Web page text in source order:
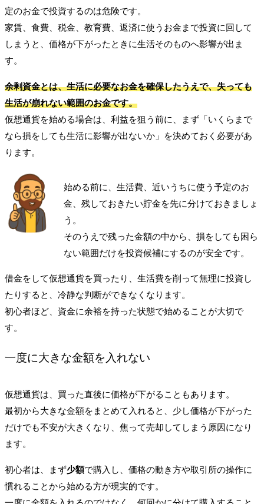
定のお金で投資するのは危険です。
家賃、食費、税金、教育費、返済に使うお金まで投資に回して
しまうと、価格が下がったときに生活そのものへ影響が出ま
す。
余剰資金とは、生活に必要なお金を確保したうえで、失っても
生活が崩れない範囲のお金です。
仮想通貨を始める場合は、利益を狙う前に、まず「いくらまで
なら損をしても生活に影響が出ないか」を決めておく必要があ
ります。
始める前に、生活費、近いうちに使う予定のお
金、残しておきたい貯金を先に分けておきましょ
う。
そのうえで残った金額の中から、損をしても困ら
ない範囲だけを投資候補にするのが安全です。
借金をして仮想通貨を買ったり、生活費を削って無理に投資し
たりすると、冷静な判断ができなくなります。
初心者ほど、資金に余裕を持った状態で始めることが大切で
す。
一度に大きな金額を入れない
仮想通貨は、買った直後に価格が下がることもあります。
最初から大きな金額をまとめて入れると、少し価格が下がった
だけでも不安が大きくなり、焦って売却してしまう原因になり
ます。
初心者は、まず少額で購入し、価格の動き方や取引所の操作に
慣れることから始める方が現実的です。